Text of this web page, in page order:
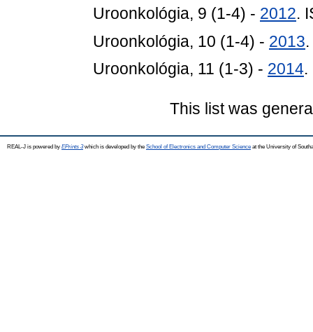
Uroonkológia, 9 (1-4) - 2012.
Uroonkológia, 10 (1-4) - 2013
Uroonkológia, 11 (1-3) - 2014.
This list was
REAL-J is powered by EPrints 3which is developed by the School of Electronics and Computer Science at the University of